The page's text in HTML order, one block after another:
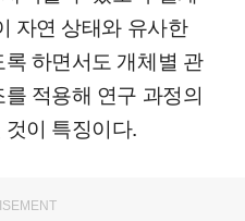
자연 상태와 유사한
하면서도 개체별 관
적용해 연구 과정의
이 특징이다.